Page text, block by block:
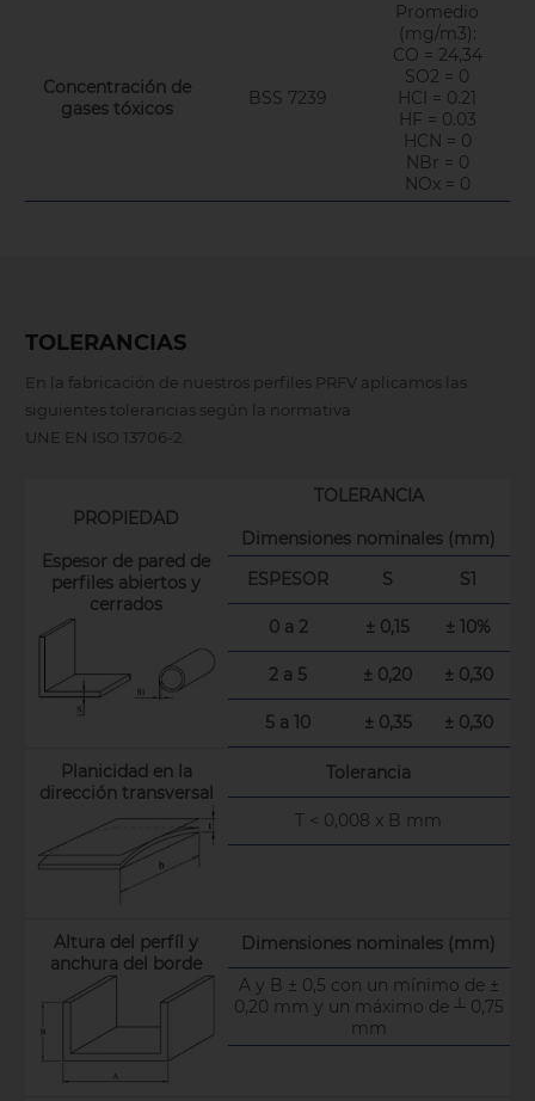
Concentración de
gases tóxicos
BSS 7239
Promedio
(mg/m3):
CO = 24,34
SO2 = 0
HCI = 0.21
HF = 0.03
HCN = 0
NBr = 0
NOx = 0
TOLERANCIAS
En la fabricación de nuestros perfiles PRFV aplicamos las
siguientes tolerancias según la normativa
UNE EN ISO 13706-2
PROPIEDAD
Espesor de pared de
perfiles abiertos y
cerrados
TOLERANCIA
Dimensiones nominales (mm)
ESPESOR
S S1
0 a 2 ± 0,15 ± 10%
2 a 5 ± 0,20 ± 0,30
5 a 10 ± 0,35 ± 0,30
Planicidad en la
dirección transversal
Tolerancia
T < 0,008 x B mm
Altura del perfíl y
anchura del borde
Dimensiones nominales (mm)
A y B ± 0,5 con un mínimo de ±
0,20 mm y un máximo de ┴ 0,75
mm